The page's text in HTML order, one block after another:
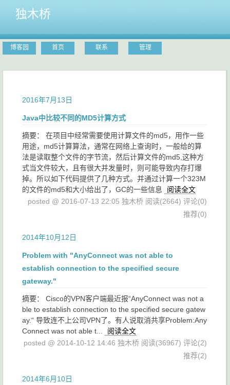
独木桥
博客园 首页 联系 管理
2016年7月13日
Java中比较不同的MD5计算方式
摘要： 在项目中经常需要使用计算文件的md5，用作一些
用途，md5计算算法，通常在网络上查询时，一般给的算
法是读取整个文件的字节流，然后计算文件的md5,这种方
式当文件较大，且有很大并发量时，则可能导致内存打爆
掉。所以如下代码提供了几种方式。并通过计算一个323M
的文件的md5和大小给出了，GC的一些信息
阅读全文
posted @ 2016-07-13 22:05 独木桥 阅读(2664) 评论(0)
推荐(0)
2014年10月12日
Problem with "AnyConnect was not able to
establish connection to the specified secure
gateway."
摘要： Cisco的VPN客户端最近报“AnyConnect was not a
ble to establish connection to the specified secure gatew
ay.“ 导致连不上公司VPN了。有人说取消共享Problem:Any
Connect was not able t...
阅读全文
posted @ 2014-10-12 14:46 独木桥 阅读(36967) 评论(2)
推荐(2)
2014年6月10日